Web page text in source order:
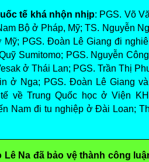
tế khá nhộn nhịp: PGS. Võ
Bộ ở Pháp, Mỹ; TS. Nguyễn
Mỹ; PGS. Đoàn Lê Giang đi
Sumitomo; PGS. Nguyễn
ở Thái Lan; PGS. Trần Thị
ở Nga; PGS. Đoàn Lê Giang
về Trung Quốc học ở Viện
Nam đi tu nghiệp ở Đài Loan;
Lê Na đã bảo vệ thành công